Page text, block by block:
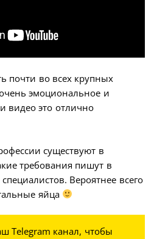
почти во всех крупных
эмоциональное и
видео это отлично
существуют в
требования пишут в
Вероятнее всего
яйца
Telegram канал, чтобы